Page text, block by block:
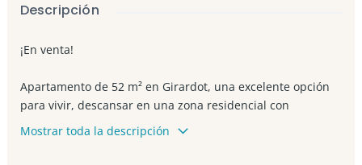
Descripción
¡En venta!
Apartamento de 52 m² en Girardot, una excelente opción
para vivir, descansar en una zona residencial con
ambiente tranquilo, buena ventilación natural y espacios
pensados para disfrutar en familia
Mostrar toda la descripción